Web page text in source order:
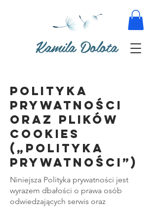
Kamila Dolota
Polityka
prywatności
oraz plików
cookies
(„Polityka
prywatności”)
Niniejsza Polityka prywatności jest
wyrazem dbałości o prawa osób
odwiedzających serwis oraz